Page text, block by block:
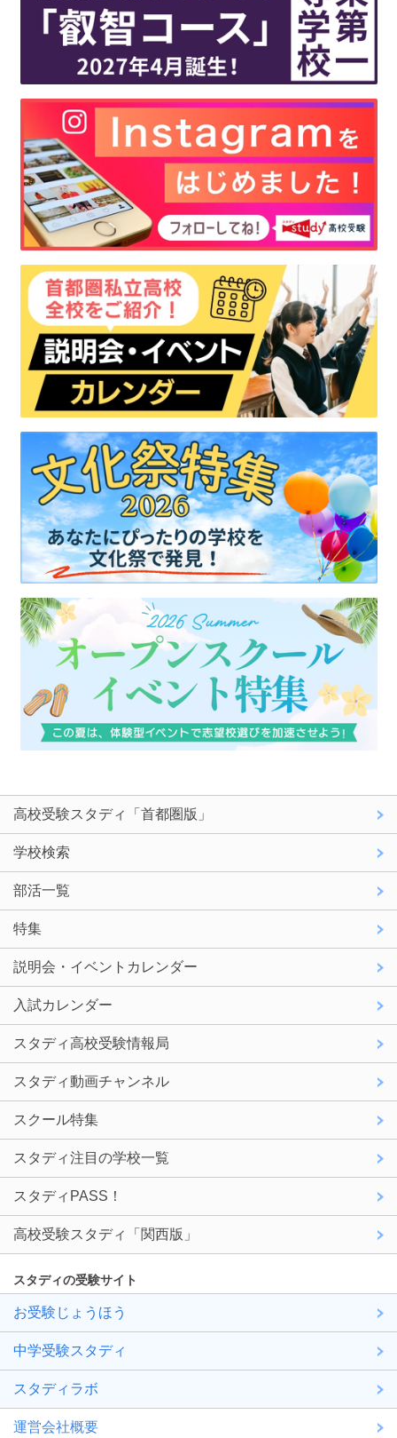
高校受験スタディ「首都圏版」
学校検索
部活一覧
特集
説明会・イベントカレンダー
入試カレンダー
スタディ高校受験情報局
スタディ動画チャンネル
スクール特集
スタディ注目の学校一覧
スタディPASS！
高校受験スタディ「関西版」
スタディの受験サイト
お受験じょうほう
中学受験スタディ
スタディラボ
運営会社概要